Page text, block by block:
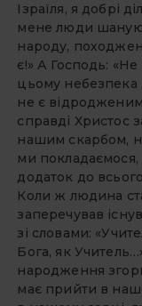
Ізраїля, я добрі
мене люди
народу,
є!» А Господь:
цьому небезпека
не є
справді Христос
нашим скарбом,
ми
додаток до
Коли ж людина
заперечував
зі словами:
Бога, як
народження
має прийти в